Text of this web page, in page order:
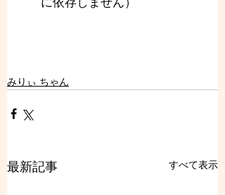
みりぃ ちゃん
最新記事 すべて表示